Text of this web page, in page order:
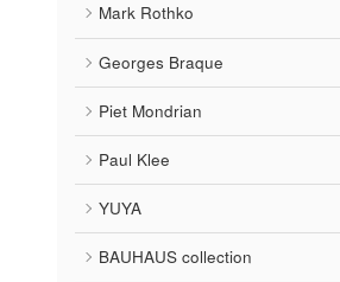
Mark Rothko
Georges Braque
Piet Mondrian
Paul Klee
YUYA
BAUHAUS collection